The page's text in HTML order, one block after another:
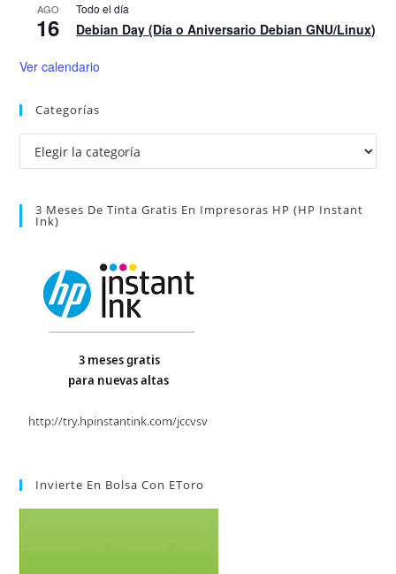
AGO
16
Todo el día
Debian Day (Día o Aniversario Debian GNU/Linux)
Ver calendario
Categorías
Categorías
3 Meses De Tinta Gratis En Impresoras HP (HP Instant
Ink)
Invierte En Bolsa Con EToro